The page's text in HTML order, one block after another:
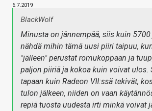
6.7.2019
BlackWolf
Minusta on jännempää, siis kuin
nähdä mihin tämä uusi piiri taipuu,
"jälleen" perustat romukoppaan ja
paljon piiriä ja kokoa kuin voivat ulos.
tapaan kuin Radeon VII:ssä tekivät,
tulon jälkeen, niiden on vaan
repiä tuosta uudesta irti minkä voivat